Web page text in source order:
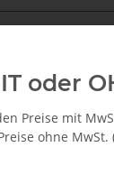
oder
Preise mit
ohne MwSt.